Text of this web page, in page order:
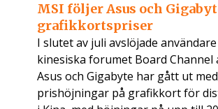
MSI följer Asus och
grafikkortspriser
I slutet av juli avslöjade
kinesiska forumet Board Channel
Asus och Gigabyte har gått ut
prishöjningar på grafikkort för